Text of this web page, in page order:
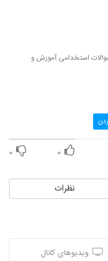
استخدامی آموزش و
۰ ۰
نظرات
ویدیوهای کانال